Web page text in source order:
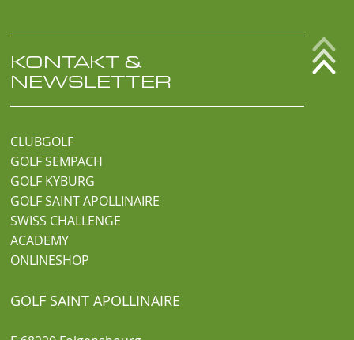
KONTAKT &
NEWSLETTER
CLUBGOLF
GOLF SEMPACH
GOLF KYBURG
GOLF SAINT APOLLINAIRE
SWISS CHALLENGE
ACADEMY
ONLINESHOP
GOLF SAINT APOLLINAIRE